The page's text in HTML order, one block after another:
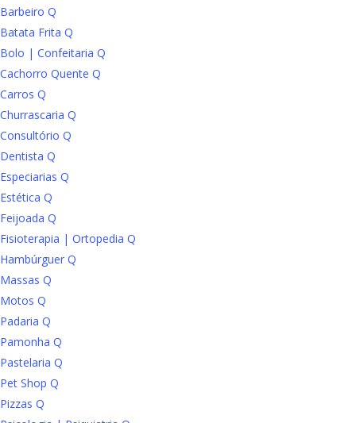
Barbeiro Q
Batata Frita Q
Bolo | Confeitaria Q
Cachorro Quente Q
Carros Q
Churrascaria Q
Consultório Q
Dentista Q
Especiarias Q
Estética Q
Feijoada Q
Fisioterapia | Ortopedia Q
Hambúrguer Q
Massas Q
Motos Q
Padaria Q
Pamonha Q
Pastelaria Q
Pet Shop Q
Pizzas Q